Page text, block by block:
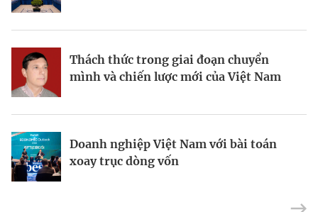
Thách thức trong giai đoạn chuyển
mình và chiến lược mới của Việt Nam
Doanh nghiệp Việt Nam với bài toán
xoay trục dòng vốn
Từ hài hòa đến hưng thịnh: Phụ nữ
trong tầm nhìn kinh tế của Canada tại
Siêu dự án tìm bệ phóng khi xoay trục
tăng trưởng
Viết lại chiến lược kinh doanh trong
thời đại bất định
Vũng Tàu – “điểm tựa vịnh biển” để
TP.HCM vươn tầm châu Á